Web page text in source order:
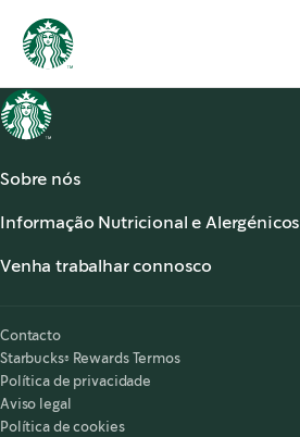
Sobre nós
Os nossos Cafés
Serviço de apoio ao cliente
Informação Nutricional e Alergénicos
Alergénicos,opens in a new tab
Venha trabalhar connosco
Contacto
Starbucks® Rewards Termos
Política de privacidade
Aviso legal
Política de cookies